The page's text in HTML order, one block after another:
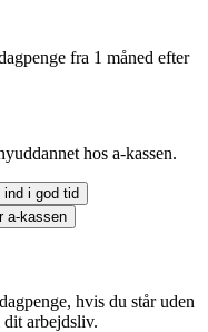
fra 1 måned efter
hos a-kassen.
ind i god tid
a-kassen
hvis du står uden
dit arbejdsliv.